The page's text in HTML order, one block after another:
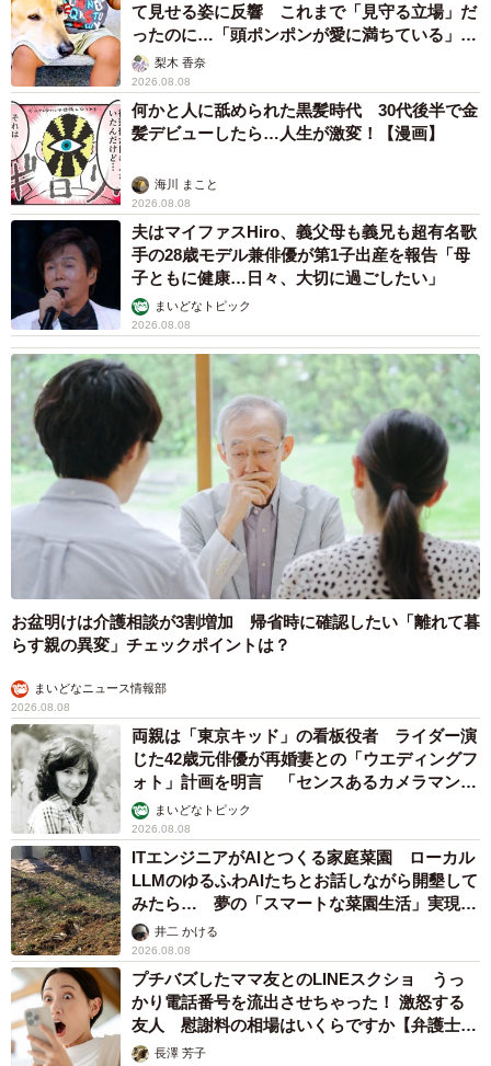
て見せる姿に反響 これまで「見守る立場」だ
ったのに…「頭ポンポンが愛に満ちている」
「尊…」
梨木 香奈
2026.08.08
何かと人に舐められた黒髪時代 30代後半で金
髪デビューしたら…人生が激変！【漫画】
海川 まこと
2026.08.08
夫はマイファスHiro、義父母も義兄も超有名歌
手の28歳モデル兼俳優が第1子出産を報告「母
子ともに健康…日々、大切に過ごしたい」
まいどなトピック
2026.08.08
お盆明けは介護相談が3割増加 帰省時に確認したい「離れて暮
らす親の異変」チェックポイントは？
まいどなニュース情報部
2026.08.08
両親は「東京キッド」の看板役者 ライダー演
じた42歳元俳優が再婚妻との「ウエディングフ
ォト」計画を明言 「センスあるカメラマン求
む」まいどなトピック
2026.08.08
ITエンジニアがAIとつくる家庭菜園 ローカル
LLMのゆるふわAIたちとお話しながら開墾して
みたら… 夢の「スマートな菜園生活」実現な
るか井二 かける
2026.08.08
プチバズしたママ友とのLINEスクショ うっ
かり電話番号を流出させちゃった！ 激怒する
友人 慰謝料の相場はいくらですか【弁護士が
解説】長澤 芳子